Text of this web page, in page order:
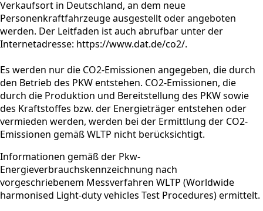
Verkaufsort in Deutschland, an dem neue
Personenkraftfahrzeuge ausgestellt oder angeboten
werden. Der Leitfaden ist auch abrufbar unter der
Internetadresse: https://www.dat.de/co2/.
Es werden nur die CO2-Emissionen angegeben, die durch
den Betrieb des PKW entstehen. CO2-Emissionen, die
durch die Produktion und Bereitstellung des PKW sowie
des Kraftstoffes bzw. der Energieträger entstehen oder
vermieden werden, werden bei der Ermittlung der CO2-
Emissionen gemäß WLTP nicht berücksichtigt.
Informationen gemäß der Pkw-
Energieverbrauchskennzeichnung nach
vorgeschriebenem Messverfahren WLTP (Worldwide
harmonised Light-duty vehicles Test Procedures) ermittelt.